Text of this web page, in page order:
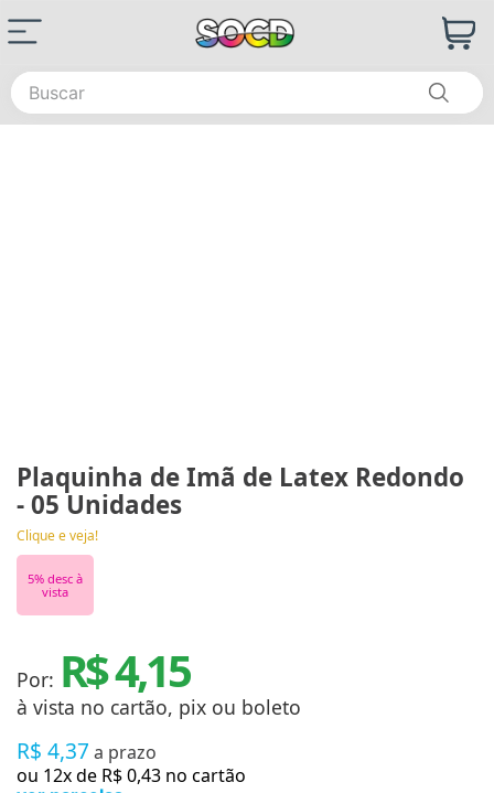
Buscar
Plaquinha de Imã de Latex Redondo
- 05 Unidades
Clique e veja!
5% desc à
vista
Por: R$ 4,15
à vista no cartão, pix ou boleto
R$ 4,37 a prazo
ou 12x de R$0,43 no cartão